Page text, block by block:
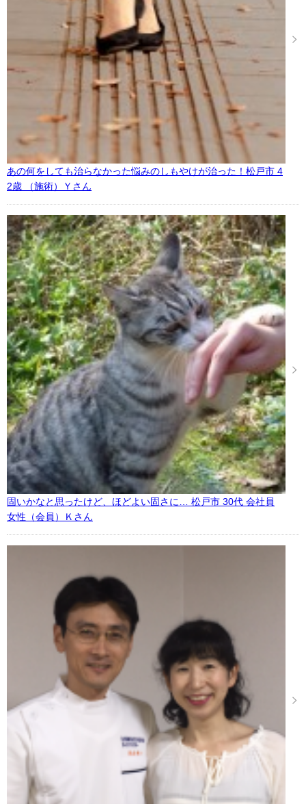
あの何をしても治らなかった悩みのしもやけが治った！松戸市 4
2歳 （施術）Ｙさん
固いかなと思ったけど、ほどよい固さに… 松戸市 30代 会社員
女性（会員）Ｋさん